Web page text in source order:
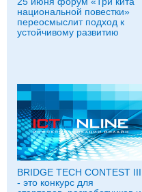
национальной повестки»
переосмыслит подход к
устойчивому развитию
BRIDGE TECH CONTEST III
- это конкурс для